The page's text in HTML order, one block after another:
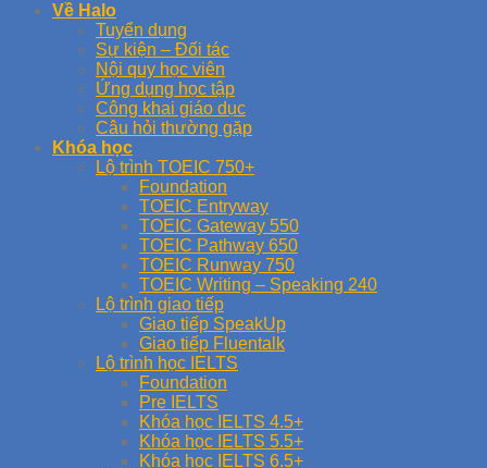
Về Halo
Tuyển dụng
Sự kiện – Đối tác
Nội quy học viên
Ứng dụng học tập
Công khai giáo dục
Câu hỏi thường gặp
Khóa học
Lộ trình TOEIC 750+
Foundation
TOEIC Entryway
TOEIC Gateway 550
TOEIC Pathway 650
TOEIC Runway 750
TOEIC Writing – Speaking 240
Lộ trình giao tiếp
Giao tiếp SpeakUp
Giao tiếp Fluentalk
Lộ trình học IELTS
Foundation
Pre IELTS
Khóa học IELTS 4.5+
Khóa học IELTS 5.5+
Khóa học IELTS 6.5+